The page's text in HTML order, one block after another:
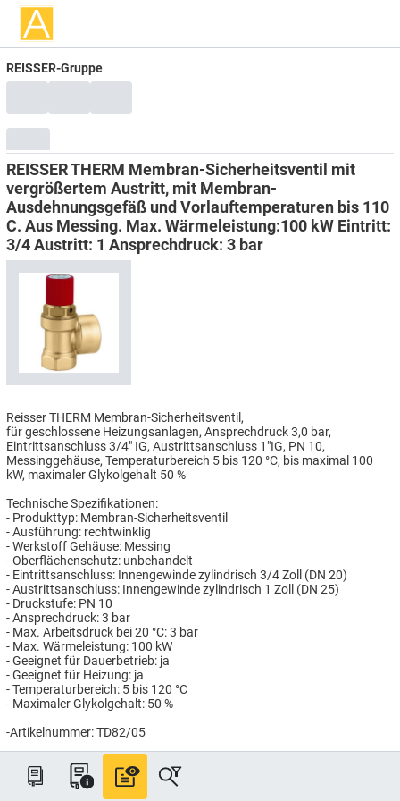
REISSER-Gruppe
REISSER THERM Membran-Sicherheitsventil mit
vergrößertem Austritt, mit Membran-
Ausdehnungsgefäß und Vorlauftemperaturen bis 110
C. Aus Messing. Max. Wärmeleistung:100 kW Eintritt:
3/4 Austritt: 1 Ansprechdruck: 3 bar
Reisser THERM Membran-Sicherheitsventil,
für geschlossene Heizungsanlagen, Ansprechdruck 3,0 bar,
Eintrittsanschluss 3/4" IG, Austrittsanschluss 1"IG, PN 10,
Messinggehäuse, Temperaturbereich 5 bis 120 °C, bis maximal 100
kW, maximaler Glykolgehalt 50 %
Technische Spezifikationen:
- Produkttyp: Membran-Sicherheitsventil
- Ausführung: rechtwinklig
- Werkstoff Gehäuse: Messing
- Oberflächenschutz: unbehandelt
- Eintrittsanschluss: Innengewinde zylindrisch 3/4 Zoll (DN 20)
- Austrittsanschluss: Innengewinde zylindrisch 1 Zoll (DN 25)
- Druckstufe: PN 10
- Ansprechdruck: 3 bar
- Max. Arbeitsdruck bei 20 °C: 3 bar
- Max. Wärmeleistung: 100 kW
- Geeignet für Dauerbetrieb: ja
- Geeignet für Heizung: ja
- Temperaturbereich: 5 bis 120 °C
- Maximaler Glykolgehalt: 50 %
-Artikelnummer: TD82/05